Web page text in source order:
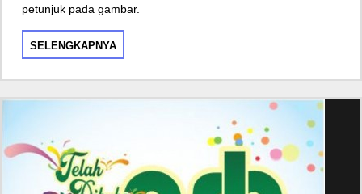
petunjuk pada gambar.
SELENGKAPNYA